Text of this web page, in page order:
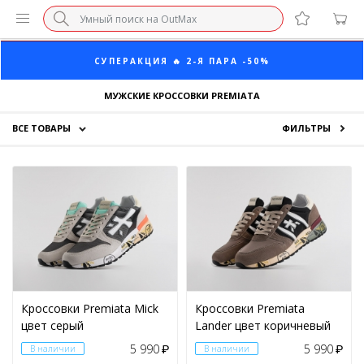
ПОСЛЕДНИЕ РАЗМЕРЫ ОТ 1500₽⚡️
СУПЕРАКЦИЯ 🔥 2-Я ПАРА -50%
БЕЗ НАЦЕНКИ МАРКЕТПЛЕЙСОВ ⚡ ВАШ РАЗМЕР
СУПЕРАКЦИЯ 🔥 2-Я ПАРА -50%
МУЖСКИЕ КРОССОВКИ PREMIATA
ВСЕ ТОВАРЫ ФИЛЬТРЫ
Аксессуары
Скидки
Женский
(4)
Мужской
ЦЕНА
Кроссовки Premiata Mick
цвет серый
В наличии 5 990₽
Кроссовки Premiata
Lander цвет коричневый
В наличии 5 990₽